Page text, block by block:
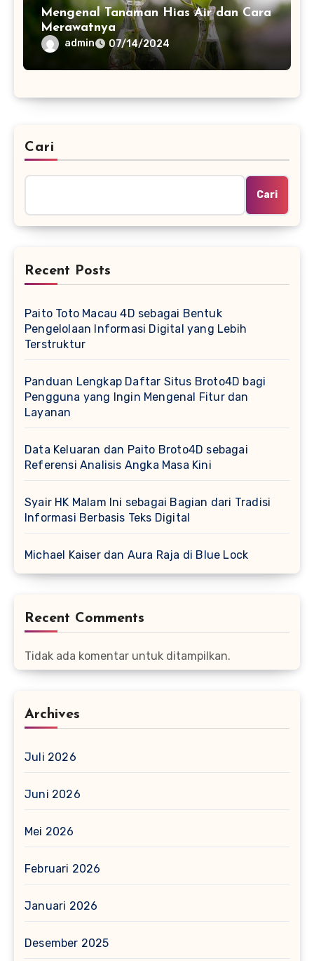
Mengenal Tanaman Hias Air dan Cara
Merawatnya
admin 07/14/2024
Cari
Cari
Recent Posts
Paito Toto Macau 4D sebagai Bentuk
Pengelolaan Informasi Digital yang Lebih
Terstruktur
Panduan Lengkap Daftar Situs Broto4D bagi
Pengguna yang Ingin Mengenal Fitur dan
Layanan
Data Keluaran dan Paito Broto4D sebagai
Referensi Analisis Angka Masa Kini
Syair HK Malam Ini sebagai Bagian dari Tradisi
Informasi Berbasis Teks Digital
Michael Kaiser dan Aura Raja di Blue Lock
Recent Comments
Tidak ada komentar untuk ditampilkan.
Archives
Juli 2026
Juni 2026
Mei 2026
Februari 2026
Januari 2026
Desember 2025